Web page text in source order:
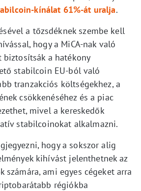
kínálat 61%-át uralja.
a tőzsdéknek szembe kell
hogy a MiCA-nak való
a hatékony
stabilcoin EU-ból való
tranzakciós költségekhez, a
csökkenéséhez és a piac
mivel a kereskedők
stabilcoinokat alkalmazni.
hogy a sokszor alig
kihívást jelenthetnek az
ami egyes cégeket arra
régiókba